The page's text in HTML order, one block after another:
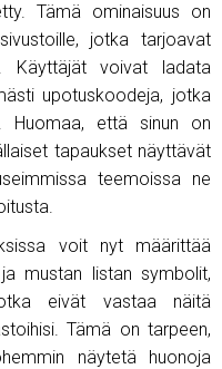
Tämä ominaisuus on
jotka tarjoavat
Käyttäjät voivat ladata
upotuskoodeja, jotka
Huomaa, että sinun on
tapaukset näyttävät
teemoissa ne
voit nyt määrittää
mustan listan symbolit,
eivät vastaa näitä
Tämä on tarpeen,
näytetä huonoja